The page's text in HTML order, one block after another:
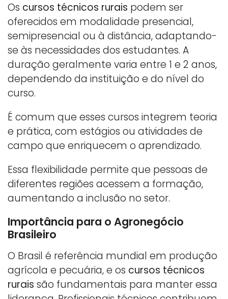
Os cursos técnicos rurais podem ser
oferecidos em modalidade presencial,
semipresencial ou à distância, adaptando-
se às necessidades dos estudantes. A
duração geralmente varia entre 1 e 2 anos,
dependendo da instituição e do nível do
curso.
É comum que esses cursos integrem teoria
e prática, com estágios ou atividades de
campo que enriquecem o aprendizado.
Essa flexibilidade permite que pessoas de
diferentes regiões acessem a formação,
aumentando a inclusão no setor.
Importância para o Agronegócio
Brasileiro
O Brasil é referência mundial em produção
agrícola e pecuária, e os cursos técnicos
rurais são fundamentais para manter essa